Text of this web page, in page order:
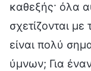
καθεξής· όλα
σχετίζονται
είναι πολύ
ύμνων; Για